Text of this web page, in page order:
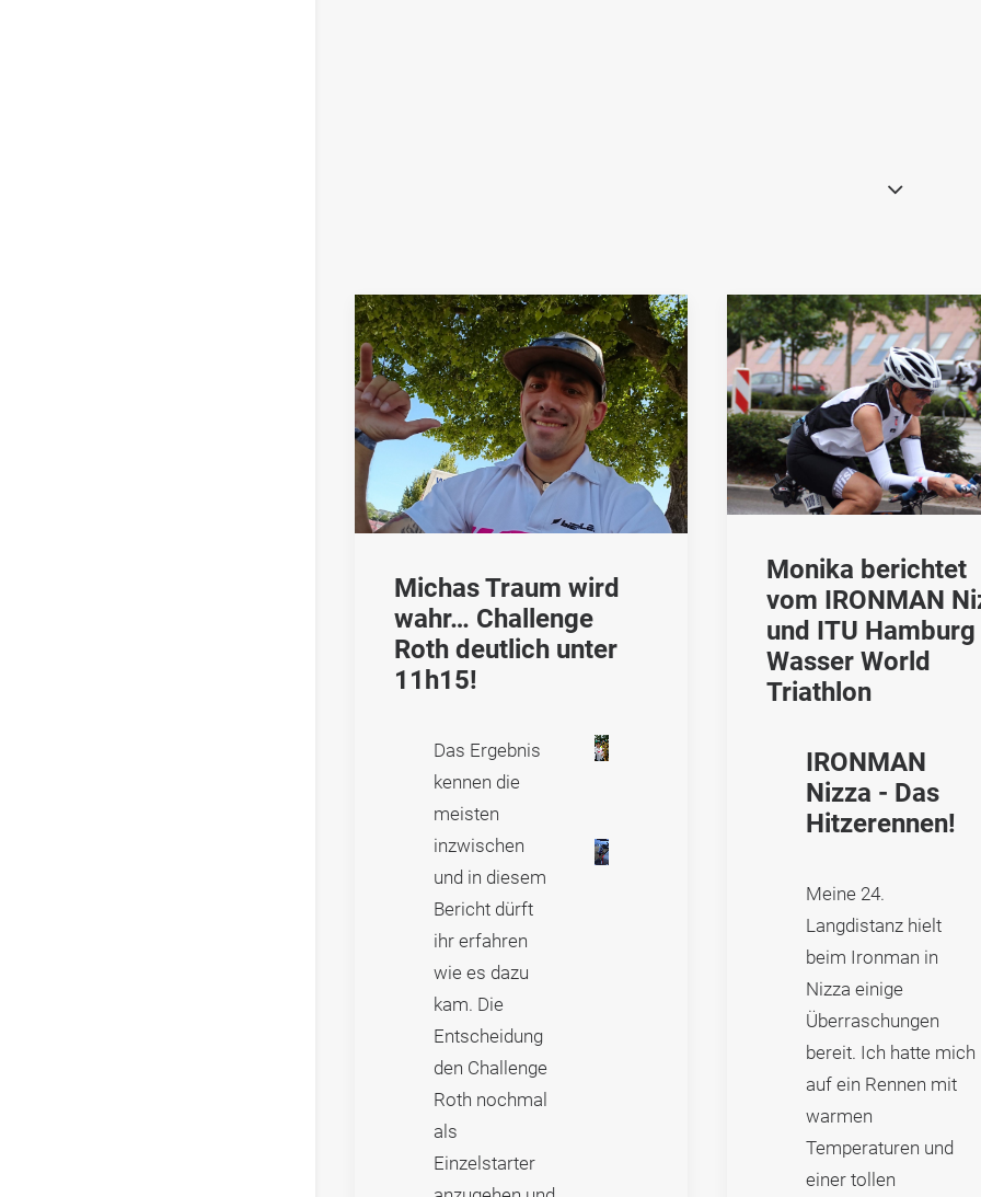
Michas Traum wird
wahr… Challenge
Roth deutlich unter
11h15!
Das Ergebnis
kennen die
meisten
inzwischen
und in diesem
Bericht dürft
ihr erfahren
wie es dazu
kam. Die
Entscheidung
den Challenge
Roth nochmal
als
Einzelstarter
Monika berichtet
vom IRONMAN
und ITU Hamburg
Wasser World
Triathlon
IRONMAN
Nizza - Das
Hitzerennen!
Meine 24.
Langdistanz hielt
beim Ironman in
Nizza einige
Überraschungen
bereit. Ich hatte mich
auf ein Rennen mit
warmen
Temperaturen und
einer tollen